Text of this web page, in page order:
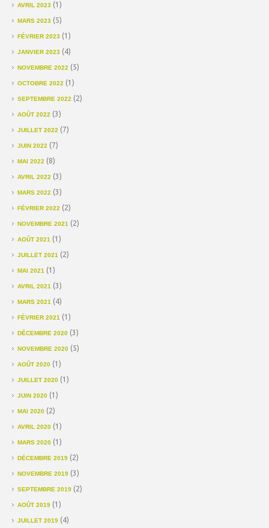
AVRIL 2023 (1)
MARS 2023 (5)
FÉVRIER 2023 (1)
JANVIER 2023 (4)
NOVEMBRE 2022 (5)
OCTOBRE 2022 (1)
SEPTEMBRE 2022 (2)
AOÛT 2022 (3)
JUILLET 2022 (7)
JUIN 2022 (7)
MAI 2022 (8)
AVRIL 2022 (3)
MARS 2022 (3)
FÉVRIER 2022 (2)
NOVEMBRE 2021 (2)
AOÛT 2021 (1)
JUILLET 2021 (2)
MAI 2021 (1)
AVRIL 2021 (3)
MARS 2021 (4)
FÉVRIER 2021 (1)
DÉCEMBRE 2020 (3)
NOVEMBRE 2020 (5)
AOÛT 2020 (1)
JUILLET 2020 (1)
JUIN 2020 (1)
MAI 2020 (2)
AVRIL 2020 (1)
MARS 2020 (1)
DÉCEMBRE 2019 (2)
NOVEMBRE 2019 (3)
SEPTEMBRE 2019 (2)
AOÛT 2019 (1)
JUILLET 2019 (4)